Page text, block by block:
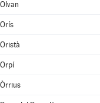
Olvan
Orís
Oristà
Orpí
Òrrius